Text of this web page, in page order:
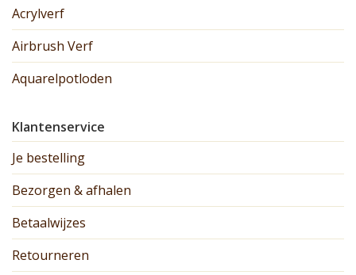
Acrylverf
Airbrush Verf
Aquarelpotloden
Klantenservice
Je bestelling
Bezorgen & afhalen
Betaalwijzes
Retourneren